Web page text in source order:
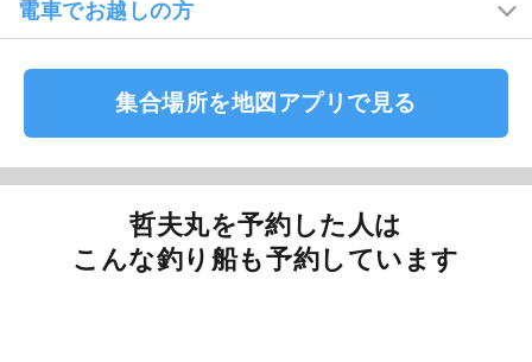
電車でお越しの方
集合場所を地図アプリで見る
哲夫丸を予約した人は
こんな釣り船も予約しています